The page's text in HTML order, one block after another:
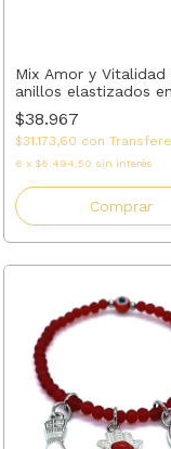
Mix Amor y Vitalidad
anillos elastizados
agata roja, Agata
cuarzo rosa | AMALO
$38.967
$31.173,60 con
6 x $6.494,50 sin interés
Comprar